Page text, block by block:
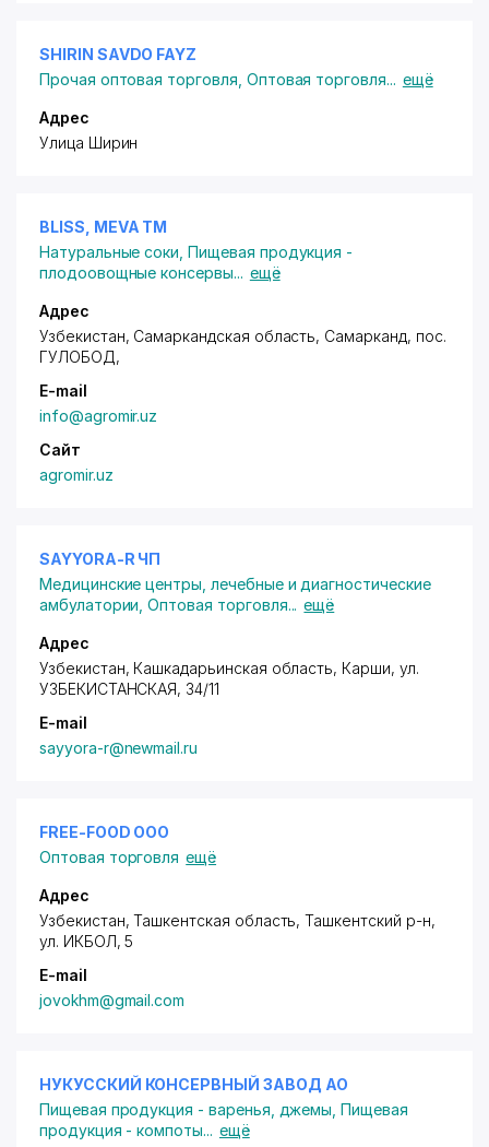
SHIRIN SAVDO FAYZ
Прочая оптовая торговля Оптовая торговля... ещё
Адрес
Улица Ширин
BLISS, MEVA ТМ
Натуральные соки ,Пищевая продукция -
плодоовощные консервы... ещё
Адрес
Узбекистан, Самаркандская область, Самарканд, пос.
ГУЛОБОД,
E-mail
info@agromir.uz
Сайт
agromir.uz
SAYYORA-R ЧП
Медицинские центры, лечебные и диагностические
амбулатории ,Оптовая торговля... ещё
Адрес
Узбекистан, Кашкадарьинская область, Карши, ул.
УЗБЕКИСТАНСКАЯ, 34/11
E-mail
sayyora-r@newmail.ru
FREE-FOOD ООО
Оптовая торговля ещё
Адрес
Узбекистан, Ташкентская область, Ташкентский р-н,
ул. ИКБОЛ, 5
E-mail
jovokhm@gmail.com
НУКУССКИЙ КОНСЕРВНЫЙ ЗАВОД АО
Пищевая продукция - варенья, джемы ,Пищевая
продукция - компоты... ещё